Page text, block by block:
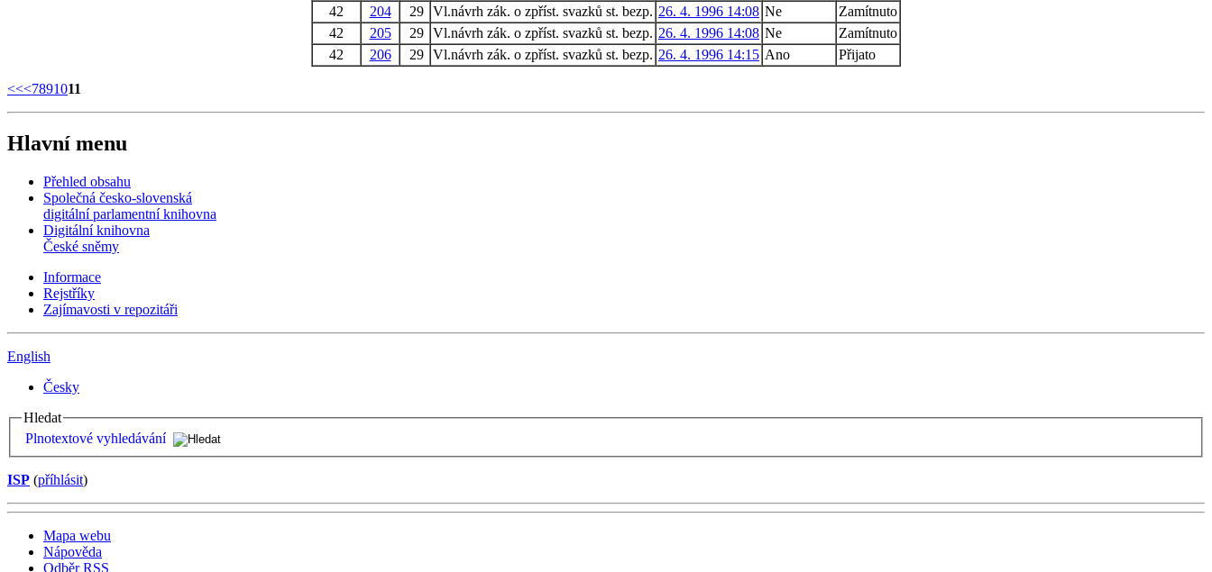
42
204 29 Vl.návrh zák. o zpříst. svazků st. bezp. 26. 4. 1996 14:08 Ne
Zamítnuto
42
205 29 Vl.návrh zák. o zpříst. svazků st. bezp. 26. 4. 1996 14:08 Ne
Zamítnuto
42
206 29 Vl.návrh zák. o zpříst. svazků st. bezp. 26. 4. 1996 14:15 Ano Přijato
<<<7891011
Hlavní menu
Přehled obsahu
Společná česko-slovenská
digitální parlamentní knihovna
Digitální knihovna
České sněmy
Informace
Rejstříky
Zajímavosti v repozitáři
English
Česky
Hledat
Plnotextové vyhledávání
ISP (příhlásit)
Mapa webu
Nápověda
Odběr RSS